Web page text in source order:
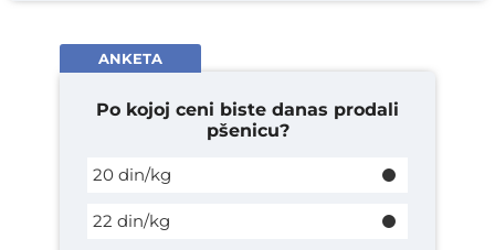
ANKETA
Po kojoj ceni biste danas prodali
pšenicu?
20 din/kg
22 din/kg